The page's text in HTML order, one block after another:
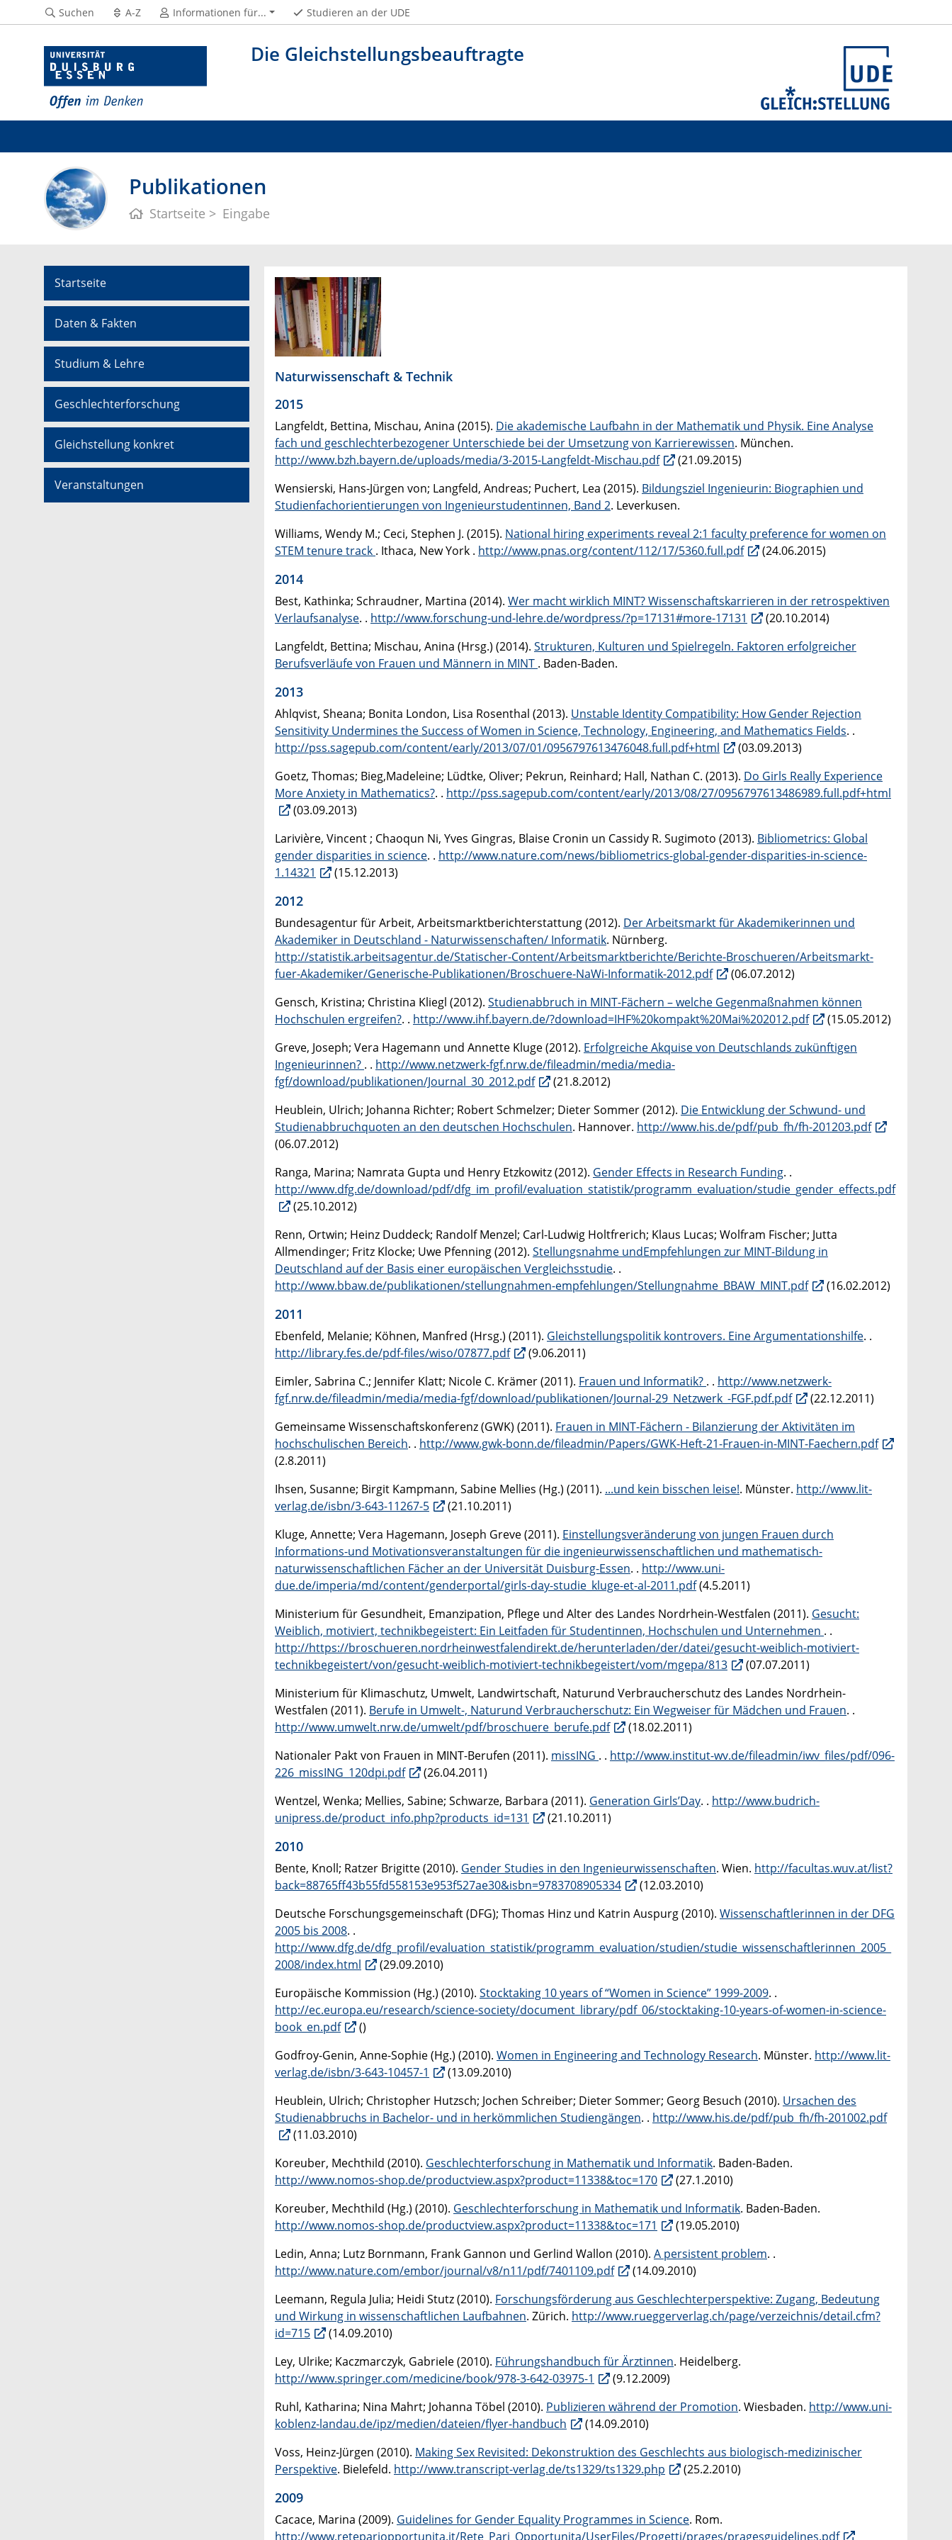
Die Gleichstellungsbeauftragte
Suchen A-Z Informationen für... Studieren an der UDE
Publikationen
Startseite Eingabe
Startseite
Daten & Fakten
Studium & Lehre
Geschlechterforschung
Gleichstellung konkret
Veranstaltungen
Naturwissenschaft & Technik
2015
Langfeldt, Bettina, Mischau, Anina (2015). Die akademische Laufbahn in der Mathematik und Physik. Eine Analyse
fach­ und geschlechterbezogener Unterschiede bei der Umsetzung von Karrierewissen. München.
http://www.bzh.bayern.de/uploads/media/3-2015-Langfeldt-Mischau.pdf
(21.09.2015)
Wensierski, Hans-Jürgen von; Langfeld, Andreas; Puchert, Lea (2015). Bildungsziel Ingenieurin: Biographien und
Studienfachorientierungen von Ingenieurstudentinnen, Band 2. Leverkusen.
Williams, Wendy M.; Ceci, Stephen J. (2015). National hiring experiments reveal 2:1 faculty preference for women on
STEM tenure track . Ithaca, New York . http://www.pnas.org/content/112/17/5360.full.pdf (24.06.2015)
2014
Best, Kathinka; Schraudner, Martina (2014). Wer macht wirklich MINT? Wissenschaftskarrieren in der retrospektiven
Verlaufsanalyse. . http://www.forschung-und-lehre.de/wordpress/?p=17131#more-17131
(20.10.2014)
Langfeldt, Bettina; Mischau, Anina (Hrsg.) (2014). Strukturen, Kulturen und Spielregeln. Faktoren erfolgreicher
Berufsverläufe von Frauen und Männern in MINT . Baden-Baden.
2013
Ahlqvist, Sheana; Bonita London, Lisa Rosenthal (2013). Unstable Identity Compatibility: How Gender Rejection
Sensitivity Undermines the Success of Women in Science, Technology, Engineering, and Mathematics Fields. .
http://pss.sagepub.com/content/early/2013/07/01/0956797613476048.full.pdf+html
(03.09.2013)
Goetz, Thomas; Bieg,Madeleine; Lüdtke, Oliver; Pekrun, Reinhard; Hall, Nathan C. (2013). Do Girls Really Experience
More Anxiety in Mathematics?. . http://pss.sagepub.com/content/early/2013/08/27/0956797613486989.full.pdf+html
(03.09.2013)
Larivière, Vincent ; Chaoqun Ni, Yves Gingras, Blaise Cronin un Cassidy R. Sugimoto (2013). Bibliometrics: Global
gender disparities in science. . http://www.nature.com/news/bibliometrics-global-gender-disparities-in-science-
1.14321
(15.12.2013)
2012
Bundesagentur für Arbeit, Arbeitsmarktberichterstattung (2012). Der Arbeitsmarkt für Akademikerinnen und
Akademiker in Deutschland - Naturwissenschaften/ Informatik. Nürnberg.
http://statistik.arbeitsagentur.de/Statischer-Content/Arbeitsmarktberichte/Berichte-Broschueren/Arbeitsmarkt-
fuer-Akademiker/Generische-Publikationen/Broschuere-NaWi-Informatik-2012.pdf
(06.07.2012)
Gensch, Kristina; Christina Kliegl (2012). Studienabbruch in MINT-Fächern – welche Gegenmaßnahmen können
Hochschulen ergreifen?. . http://www.ihf.bayern.de/?download=IHF%20kompakt%20Mai%202012.pdf
(15.05.2012)
Greve, Joseph; Vera Hagemann und Annette Kluge (2012). Erfolgreiche Akquise von Deutschlands zukünftigen
Ingenieurinnen? . . http://www.netzwerk-fgf.nrw.de/fileadmin/media/media-
fgf/download/publikationen/Journal_30_2012.pdf
(21.8.2012)
Heublein, Ulrich; Johanna Richter; Robert Schmelzer; Dieter Sommer (2012). Die Entwicklung der Schwund- und
Studienabbruchquoten an den deutschen Hochschulen. Hannover. http://www.his.de/pdf/pub_fh/fh-201203.pdf
(06.07.2012)
Ranga, Marina; Namrata Gupta und Henry Etzkowitz (2012). Gender Effects in Research Funding. .
http://www.dfg.de/download/pdf/dfg_im_profil/evaluation_statistik/programm_evaluation/studie_gender_effects.pdf
(25.10.2012)
Renn, Ortwin; Heinz Duddeck; Randolf Menzel; Carl-Ludwig Holtfrerich; Klaus Lucas; Wolfram Fischer; Jutta
Allmendinger; Fritz Klocke; Uwe Pfenning (2012). Stellungsnahme undEmpfehlungen zur MINT-Bildung in
Deutschland auf der Basis einer europäischen Vergleichsstudie. .
http://www.bbaw.de/publikationen/stellungnahmen-empfehlungen/Stellungnahme_BBAW_MINT.pdf
(16.02.2012)
2011
Ebenfeld, Melanie; Köhnen, Manfred (Hrsg.) (2011). Gleichstellungspolitik kontrovers. Eine Argumentationshilfe. .
http://library.fes.de/pdf-files/wiso/07877.pdf
(9.06.2011)
Eimler, Sabrina C.; Jennifer Klatt; Nicole C. Krämer (2011). Frauen und Informatik? . . http://www.netzwerk-
fgf.nrw.de/fileadmin/media/media-fgf/download/publikationen/Journal-29_Netzwerk_-FGF.pdf.pdf
(22.12.2011)
Gemeinsame Wissenschaftskonferenz (GWK) (2011). Frauen in MINT-Fächern - Bilanzierung der Aktivitäten im
hochschulischen Bereich. . http://www.gwk-bonn.de/fileadmin/Papers/GWK-Heft-21-Frauen-in-MINT-Faechern.pdf
(2.8.2011)
Ihsen, Susanne; Birgit Kampmann, Sabine Mellies (Hg.) (2011). ...und kein bisschen leise!. Münster. http://www.lit-
verlag.de/isbn/3-643-11267-5
(21.10.2011)
Kluge, Annette; Vera Hagemann, Joseph Greve (2011). Einstellungsveränderung von jungen Frauen durch
Informations-und Motivationsveranstaltungen für die ingenieurwissenschaftlichen und mathematisch-
naturwissenschaftlichen Fächer an der Universität Duisburg-Essen. . http://www.uni-
due.de/imperia/md/content/genderportal/girls-day-studie_kluge-et-al-2011.pdf(4.5.2011)
Ministerium für Gesundheit, Emanzipation, Pflege und Alter des Landes Nordrhein-Westfalen (2011). Gesucht:
Weiblich, motiviert, technikbegeistert: Ein Leitfaden für Studentinnen, Hochschulen und Unternehmen . .
http://https://broschueren.nordrheinwestfalendirekt.de/herunterladen/der/datei/gesucht-weiblich-motiviert-
technikbegeistert/von/gesucht-weiblich-motiviert-technikbegeistert/vom/mgepa/813
(07.07.2011)
Ministerium für Klimaschutz, Umwelt, Landwirtschaft, Naturund Verbraucherschutz des Landes Nordrhein-
Westfalen (2011). Berufe in Umwelt-, Naturund Verbraucherschutz: Ein Wegweiser für Mädchen und Frauen. .
http://www.umwelt.nrw.de/umwelt/pdf/broschuere_berufe.pdf
(18.02.2011)
Nationaler Pakt von Frauen in MINT-Berufen (2011). missING . . http://www.institut-wv.de/fileadmin/iwv_files/pdf/096-
226_missING_120dpi.pdf
(26.04.2011)
Wentzel, Wenka; Mellies, Sabine; Schwarze, Barbara (2011). Generation Girls’Day. . http://www.budrich-
unipress.de/product_info.php?products_id=131
(21.10.2011)
2010
Bente, Knoll; Ratzer Brigitte (2010). Gender Studies in den Ingenieurwissenschaften. Wien. http://facultas.wuv.at/list?
back=88765ff43b55fd558153e953f527ae30&isbn=9783708905334
(12.03.2010)
Deutsche Forschungsgemeinschaft (DFG); Thomas Hinz und Katrin Auspurg (2010). Wissenschaftlerinnen in der DFG
2005 bis 2008. .
http://www.dfg.de/dfg_profil/evaluation_statistik/programm_evaluation/studien/studie_wissenschaftlerinnen_2005_
2008/index.html
(29.09.2010)
Europäische Kommission (Hg.) (2010). Stocktaking 10 years of “Women in Science” 1999-2009. .
http://ec.europa.eu/research/science-society/document_library/pdf_06/stocktaking-10-years-of-women-in-science-
book_en.pdf
()
Godfroy-Genin, Anne-Sophie (Hg.) (2010). Women in Engineering and Technology Research. Münster. http://www.lit-
verlag.de/isbn/3-643-10457-1
(13.09.2010)
Heublein, Ulrich; Christopher Hutzsch; Jochen Schreiber; Dieter Sommer; Georg Besuch (2010). Ursachen des
Studienabbruchs in Bachelor- und in herkömmlichen Studiengängen. . http://www.his.de/pdf/pub_fh/fh-201002.pdf
(11.03.2010)
Koreuber, Mechthild (2010). Geschlechterforschung in Mathematik und Informatik. Baden-Baden.
http://www.nomos-shop.de/productview.aspx?product=11338&toc=170
(27.1.2010)
Koreuber, Mechthild (Hg.) (2010). Geschlechterforschung in Mathematik und Informatik. Baden-Baden.
http://www.nomos-shop.de/productview.aspx?product=11338&toc=171
(19.05.2010)
Ledin, Anna; Lutz Bornmann, Frank Gannon und Gerlind Wallon (2010). A persistent problem. .
http://www.nature.com/embor/journal/v8/n11/pdf/7401109.pdf
(14.09.2010)
Leemann, Regula Julia; Heidi Stutz (2010). Forschungsförderung aus Geschlechterperspektive: Zugang, Bedeutung
und Wirkung in wissenschaftlichen Laufbahnen. Zürich. http://www.rueggerverlag.ch/page/verzeichnis/detail.cfm?
id=715
(14.09.2010)
Ley, Ulrike; Kaczmarczyk, Gabriele (2010). Führungshandbuch für Ärztinnen. Heidelberg.
http://www.springer.com/medicine/book/978-3-642-03975-1
(9.12.2009)
Ruhl, Katharina; Nina Mahrt; Johanna Töbel (2010). Publizieren während der Promotion. Wiesbaden. http://www.uni-
koblenz-landau.de/ipz/medien/dateien/flyer-handbuch
(14.09.2010)
Voss, Heinz-Jürgen (2010). Making Sex Revisited: Dekonstruktion des Geschlechts aus biologisch-medizinischer
Perspektive. Bielefeld. http://www.transcript-verlag.de/ts1329/ts1329.php (25.2.2010)
2009
Cacace, Marina (2009). Guidelines for Gender Equality Programmes in Science. Rom.
http://www.retepariopportunita.it/Rete_Pari_Opportunita/UserFiles/Progetti/prages/pragesguidelines.pdf